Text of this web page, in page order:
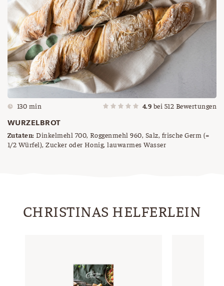
130 min 4.9 bei 512 Bewertungen
WURZELBROT
Zutaten: Dinkelmehl 700, Roggenmehl 960, Salz, frische Germ (=
1/2 Würfel), Zucker oder Honig, lauwarmes Wasser
CHRISTINAS HELFERLEIN